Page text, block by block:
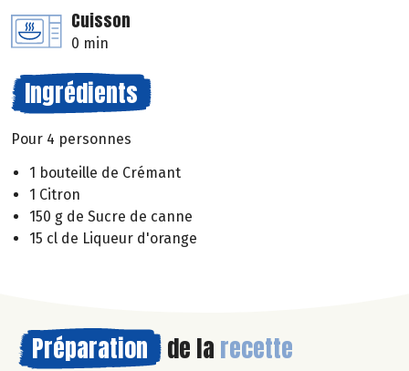
Cuisson
0 min
Ingrédients
Pour 4 personnes
1 bouteille de Crémant
1 Citron
150 g de Sucre de canne
15 cl de Liqueur d'orange
Préparation de la recette